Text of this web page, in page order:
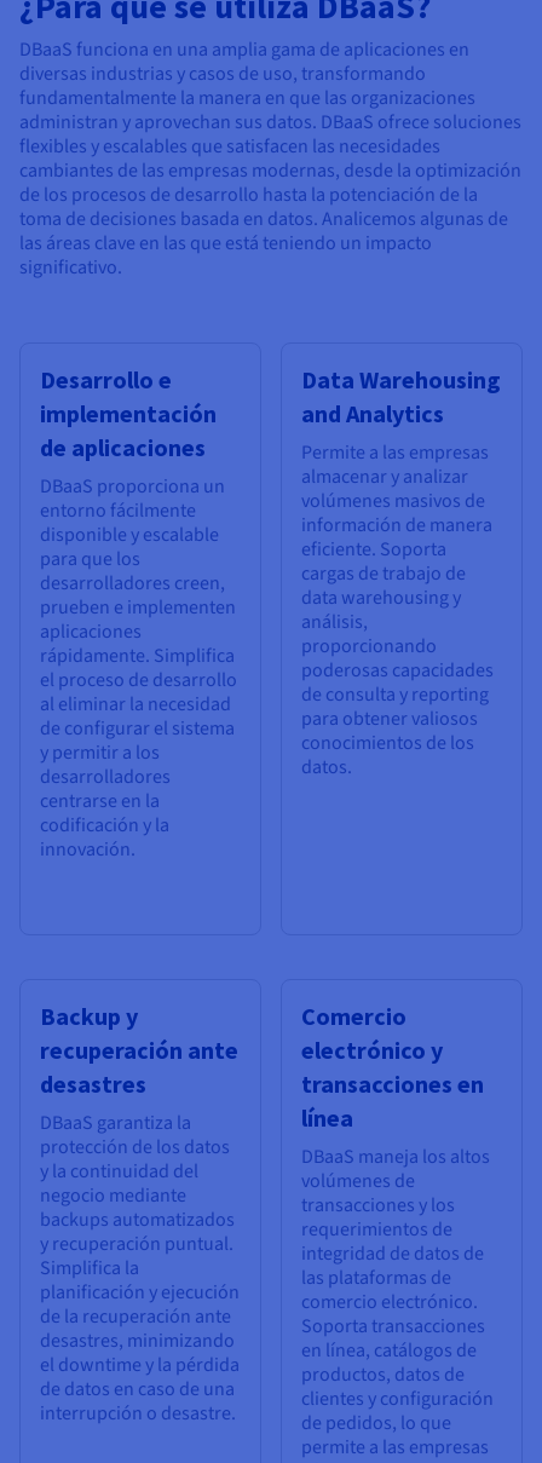
Precios
Disponibilidad por regiones
Documentación
Roadmap & Changelog
Observabilidad
Roadmap y Changelog
Roadmap & Changelog
Roadmap & Changelog
Roadmap & Changelog
DBaaS funciona en una amplia gama de aplicaciones en
diversas industrias y casos de uso, transformando
fundamentalmente la manera en que las organizaciones
administran y aprovechan sus datos. DBaaS ofrece soluciones
flexibles y escalables que satisfacen las necesidades
cambiantes de las empresas modernas, desde la optimización
de los procesos de desarrollo hasta la potenciación de la
toma de decisiones basada en datos. Analicemos algunas de
las áreas clave en las que está teniendo un impacto
significativo.
Desarrollo e
implementación
de aplicaciones
DBaaS proporciona un
entorno fácilmente
disponible y escalable
para que los
desarrolladores creen,
prueben e implementen
aplicaciones
rápidamente. Simplifica
el proceso de desarrollo
al eliminar la necesidad
de configurar el sistema
y permitir a los
desarrolladores
centrarse en la
codificación y la
innovación.
Data Warehousing
and Analytics
Permite a las empresas
almacenar y analizar
volúmenes masivos de
información de manera
eficiente. Soporta
cargas de trabajo de
data warehousing y
análisis,
proporcionando
poderosas capacidades
de consulta y reporting
para obtener valiosos
conocimientos de los
datos.
Backup y
recuperación ante
desastres
DBaaS garantiza la
protección de los datos
y la continuidad del
negocio mediante
backups automatizados
y recuperación puntual.
Simplifica la
planificación y ejecución
de la recuperación ante
desastres, minimizando
el downtime y la pérdida
de datos en caso de una
interrupción o desastre.
Comercio
electrónico y
transacciones en
línea
DBaaS maneja los altos
volúmenes de
transacciones y los
requerimientos de
integridad de datos de
las plataformas de
comercio electrónico.
Soporta transacciones
en línea, catálogos de
productos, datos de
clientes y configuración
de pedidos, lo que
permite a las empresas